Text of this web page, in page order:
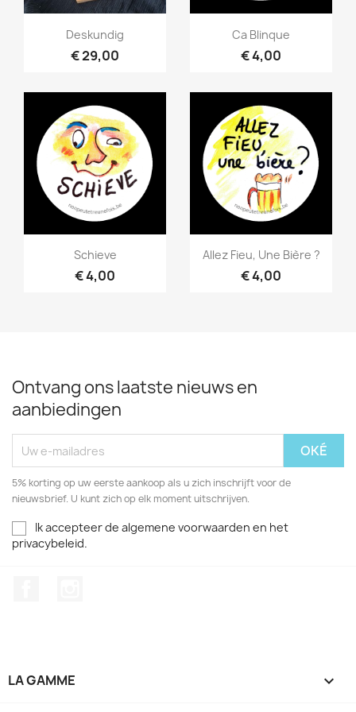
Snel bekijken
Deskundig
€ 29,00
Snel bekijken
Ca Blinque
€ 4,00
Snel bekijken
Schieve
€ 4,00
Snel bekijken
Allez Fieu, Une Bière ?
€ 4,00
Ontvang ons laatste nieuws en
aanbiedingen
5% korting op uw eerste aankoop als u zich inschrijft voor de
nieuwsbrief. U kunt zich op elk moment uitschrijven.
Ik accepteer de algemene voorwaarden en het
privacybeleid.
LA GAMME 